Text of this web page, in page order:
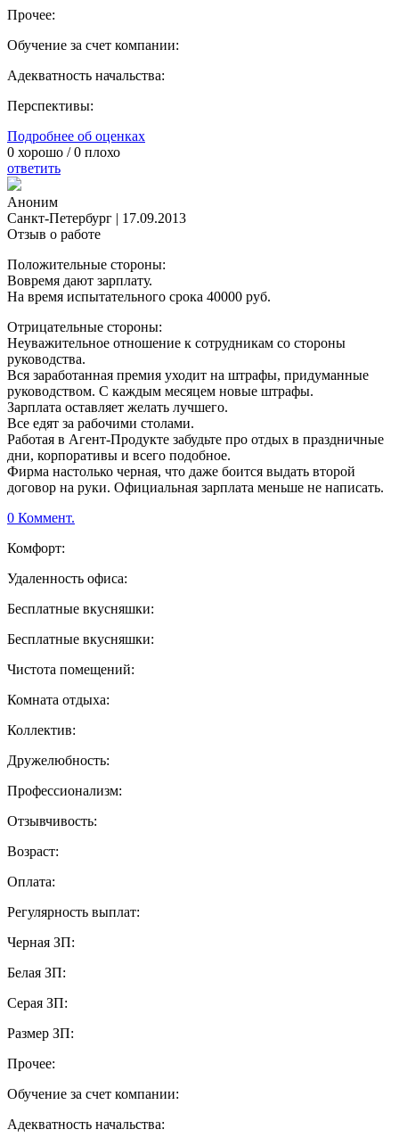
Прочее:
Обучение за счет компании:
Адекватность начальства:
Перспективы:
Подробнее об оценках
0 хорошо /0 плохо
ответить
Аноним
Санкт-Петербург | 17.09.2013
Отзыв о работе
Положительные стороны:
Вовремя дают зарплату.
На время испытательного срока 40000 руб.
Отрицательные стороны:
Неуважительное отношение к сотрудникам со стороны
руководства.
Вся заработанная премия уходит на штрафы, придуманные
руководством. С каждым месяцем новые штрафы.
Зарплата оставляет желать лучшего.
Все едят за рабочими столами.
Работая в Агент-Продукте забудьте про отдых в праздничные
дни, корпоративы и всего подобное.
Фирма настолько черная, что даже боится выдать второй
договор на руки. Официальная зарплата меньше не написать.
0 Коммент.
Комфорт:
Удаленность офиса:
Бесплатные вкусняшки:
Бесплатные вкусняшки:
Чистота помещений:
Комната отдыха:
Коллектив:
Дружелюбность:
Профессионализм:
Отзывчивость:
Возраст:
Оплата:
Регулярность выплат:
Черная ЗП:
Белая ЗП:
Серая ЗП:
Размер ЗП:
Прочее:
Обучение за счет компании:
Адекватность начальства: